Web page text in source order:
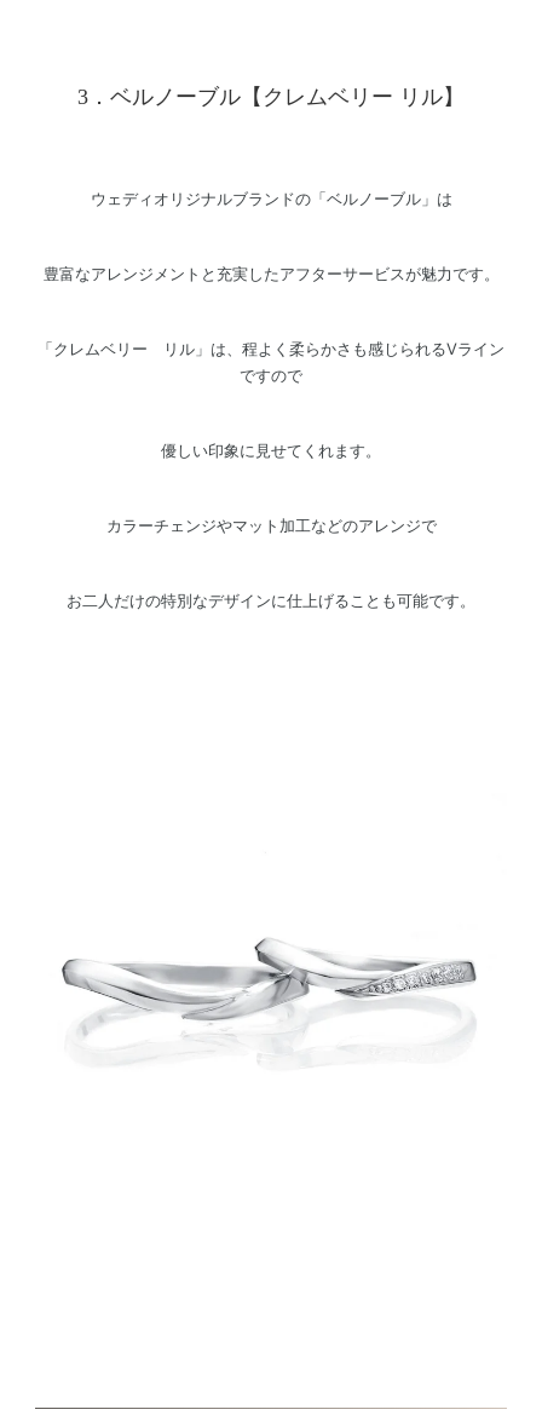
3．ベルノーブル【クレムベリー リル】
ウェディオリジナルブランドの「ベルノーブル」は
豊富なアレンジメントと充実したアフターサービスが魅力です。
「クレムベリー リル」は、程よく柔らかさも感じられるVライン
ですので
優しい印象に見せてくれます。
カラーチェンジやマット加工などのアレンジで
お二人だけの特別なデザインに仕上げることも可能です。